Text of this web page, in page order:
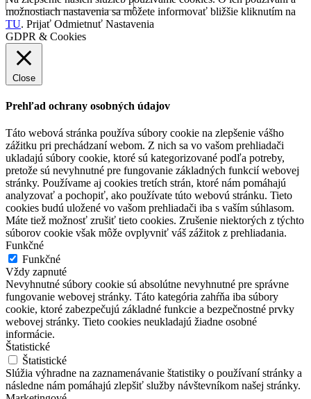
možnostiach nastavenia sa môžete informovať bližšie kliknutím na
TU. Prijať Odmietnuť Nastavenia
GDPR & Cookies
Close
Prehľad ochrany osobných údajov
Táto webová stránka používa súbory cookie na zlepšenie vášho
zážitku pri prechádzaní webom. Z nich sa vo vašom prehliadači
ukladajú súbory cookie, ktoré sú kategorizované podľa potreby,
pretože sú nevyhnutné pre fungovanie základných funkcií webovej
stránky. Používame aj cookies tretích strán, ktoré nám pomáhajú
analyzovať a pochopiť, ako používate túto webovú stránku. Tieto
cookies budú uložené vo vašom prehliadači iba s vaším súhlasom.
Máte tiež možnosť zrušiť tieto cookies. Zrušenie niektorých z týchto
súborov cookie však môže ovplyvniť váš zážitok z prehliadania.
Funkčné
Funkčné
Vždy zapnuté
Nevyhnutné súbory cookie sú absolútne nevyhnutné pre správne
fungovanie webovej stránky. Táto kategória zahŕňa iba súbory
cookie, ktoré zabezpečujú základné funkcie a bezpečnostné prvky
webovej stránky. Tieto cookies neukladajú žiadne osobné
informácie.
Štatistické
Štatistické
Slúžia výhradne na zaznamenávanie štatistiky o používaní stránky a
následne nám pomáhajú zlepšiť služby návštevníkom našej stránky.